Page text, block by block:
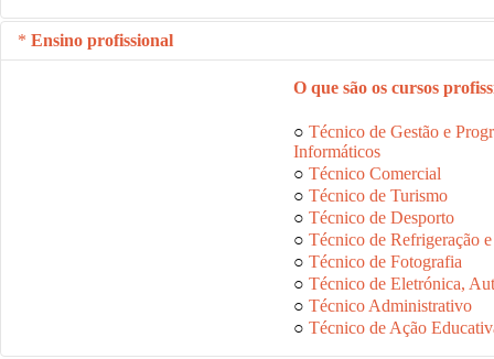
Ensino profissional
O que são os cursos
○ Técnico de Gestão e
Informáticos
○ Técnico Comercial
○ Técnico de Turismo
○ Técnico de Desporto
○ Técnico de Refrigeração
○ Técnico de Fotografia
○ Técnico de Eletrónica,
○ Técnico Administrativo
○ Técnico de Ação